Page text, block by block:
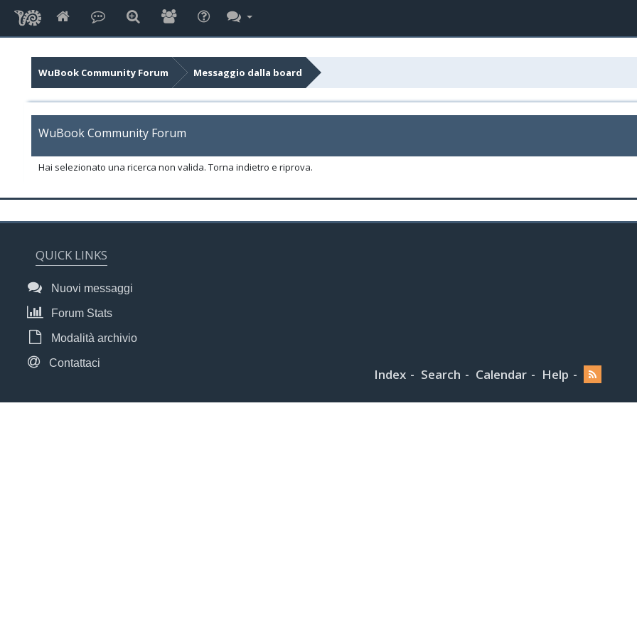
WuBook Community Forum Messaggio dalla board
WuBook Community Forum
Hai selezionato una ricerca non valida. Torna indietro e riprova.
QUICK LINKS
Nuovi messaggi
Forum Stats
Modalità archivio
Contattaci
Index Search Calendar Help